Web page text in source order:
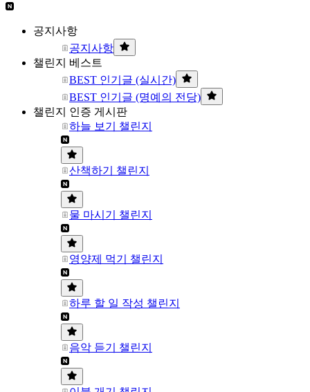
공지사항
공지사항
챌린지 베스트
BEST 인기글 (실시간)
BEST 인기글 (명예의 전당)
챌린지 인증 게시판
하늘 보기 챌린지
산책하기 챌린지
물 마시기 챌린지
영양제 먹기 챌린지
하루 할 일 작성 챌린지
음악 듣기 챌린지